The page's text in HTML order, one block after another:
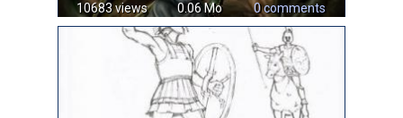
10683 views 0.06 Mo 0 comments